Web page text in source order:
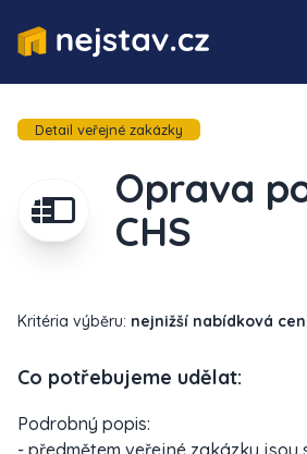
Detail veřejné zakázky
Oprava
CHS
Kritéria výběru: nejnižší nabídková
Co potřebujeme udělat:
Podrobný popis: